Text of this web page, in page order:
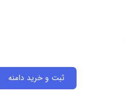
ثبت و خرید دامنه